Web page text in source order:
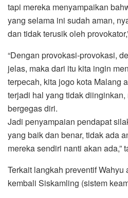
tapi mereka menyampaikan
yang selama ini sudah aman,
dan tidak terusik oleh
“Dengan provokasi-provokasi,
jelas, maka dari itu kita ingin
terpecah, kita jogo kota Malang
terjadi hal yang tidak
bergegas diri.
Jadi penyampaian pendapat
yang baik dan benar, tidak ada
mereka sendiri nanti akan ada,”
Terkait langkah preventif
kembali Siskamling (sistem